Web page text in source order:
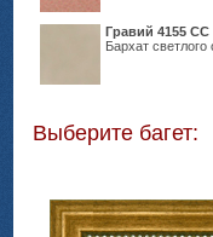
Гравий 4155 СС
Бархат светлого
Выберите багет: